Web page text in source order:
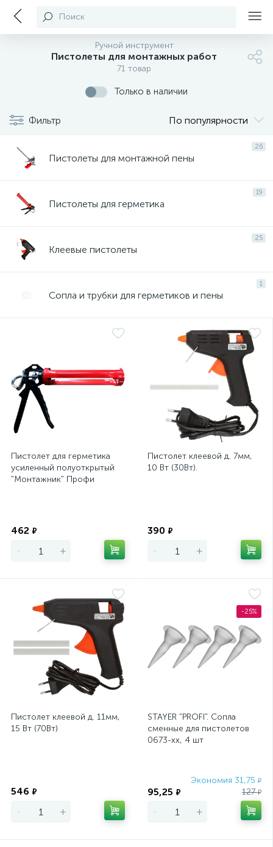
Поиск
Ручной инструмент
Пистолеты для монтажных работ
71 товар
Только в наличии
Фильтр По популярности
26
Пистолеты для монтажной пены
19
Пистолеты для герметика
25
Клеевые пистолеты
1
Сопла и трубки для герметиков и пены
Пистолет для герметика
усиленный полуоткрытый
"Монтажник" Профи
462 ₽
- +
Пистолет клеевой д. 7мм,
10 Вт (30Вт).
390 ₽
- +
Пистолет клеевой д. 11мм,
15 Вт (70Вт)
546 ₽
- +
-25%
STAYER "PROFI". Сопла
сменные для пистолетов
0673-хх, 4 шт
Экономия 31,75 ₽
95,25 ₽ 127₽
- +